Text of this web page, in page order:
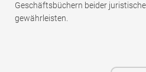
Geschäftsbüchern beider
gewährleisten.